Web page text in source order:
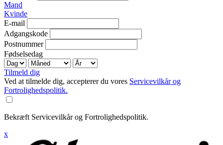
Mand
Kvinde
E-mail
Adgangskode
Postnummer
Fødselsedag
Tilmeld dig
Ved at tilmelde dig, accepterer du vores Servicevilkår og
Fortrolighedspolitik.
Bekræft Servicevilkår og Fortrolighedspolitik.
x